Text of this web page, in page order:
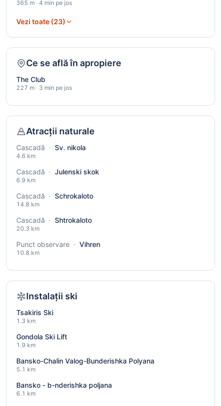
365 m · 4 min pe jos
Vezi toate (23)
Ce se află în apropiere
The Club
227 m · 3 min pe jos
Atracții naturale
Cascadă · Sv. nikola
4.6 km
Cascadă · Julenski skok
6.9 km
Cascadă · Schrokaloto
14.8 km
Cascadă · Shtrokaloto
20.3 km
Punct observare · Vihren
10.8 km
Instalații ski
Tsakiris Ski
1.3 km
Gondola Ski Lift
1.9 km
Bansko-Chalin Valog-Bunderishka Polyana
5.1 km
Bansko - b-nderishka poljana
6.1 km